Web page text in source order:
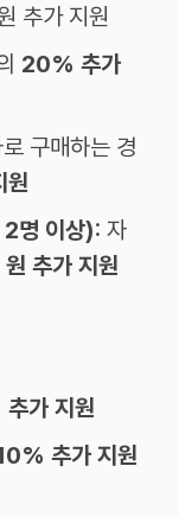
추가 지원
20% 추가
구매하는 경
원
명 이상): 자
추가 지원
가 지원
추가 지원